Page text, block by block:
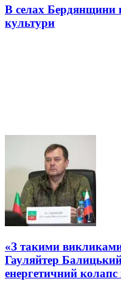
В селах Бердянщини
культури
«З такими
Гауляйтер
енергетичний колапс